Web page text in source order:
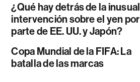
¿Qué hay detrás de la inusual
intervención sobre el yen por
parte de EE. UU. y Japón?
Copa Mundial de la FIFA: La
batalla de las marcas